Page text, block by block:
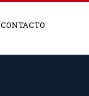
CONTACTO